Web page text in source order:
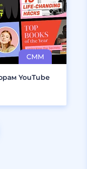
YouTube